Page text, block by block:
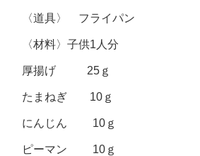
〈道具〉 フライパン
〈材料〉子供1人分
厚揚げ 25ｇ
たまねぎ 10ｇ
にんじん 10ｇ
ピーマン 10ｇ